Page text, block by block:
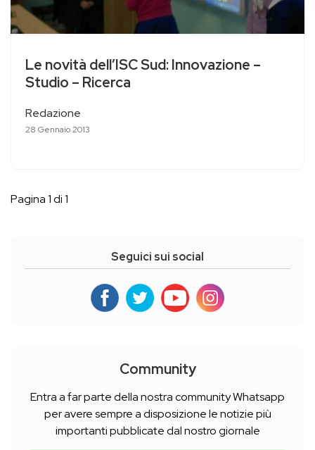
Le novità dell’ISC Sud: Innovazione –
Studio – Ricerca
Redazione
28 Gennaio 2013
Pagina 1 di 1
Seguici sui social
Community
Entra a far parte della nostra community Whatsapp
per avere sempre a disposizione le notizie più
importanti pubblicate dal nostro giornale